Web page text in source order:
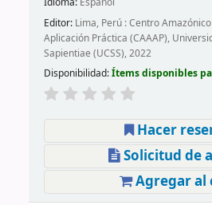
Editor: Lima, Perú : Centro
Aplicación Práctica (CAAAP),
Sapientiae (UCSS), 2022
Disponibilidad:Ítems disponibles
Hacer
Solicitud de
Agregar al